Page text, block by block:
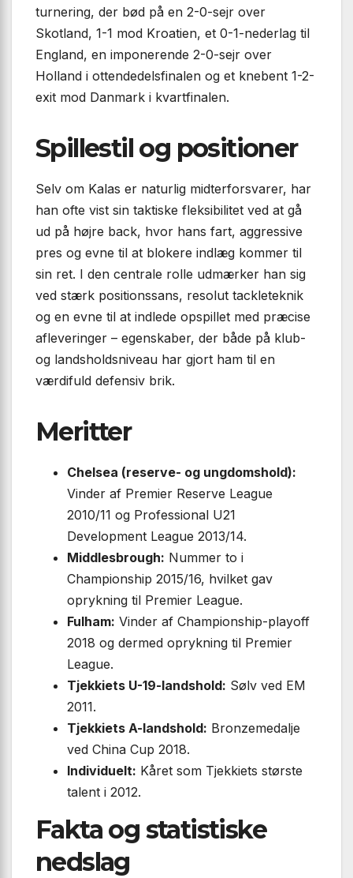
turnering, der bød på en 2-0-sejr over
Skotland, 1-1 mod Kroatien, et 0-1-nederlag til
England, en imponerende 2-0-sejr over
Holland i ottendedelsfinalen og et knebent 1-2-
exit mod Danmark i kvartfinalen.
Spillestil og positioner
Selv om Kalas er naturlig midterforsvarer, har
han ofte vist sin taktiske fleksibilitet ved at gå
ud på højre back, hvor hans fart, aggressive
pres og evne til at blokere indlæg kommer til
sin ret. I den centrale rolle udmærker han sig
ved stærk positionssans, resolut tackleteknik
og en evne til at indlede opspillet med præcise
afleveringer – egenskaber, der både på klub-
og landsholdsniveau har gjort ham til en
værdifuld defensiv brik.
Meritter
Chelsea (reserve- og ungdomshold):
Vinder af Premier Reserve League
2010/11 og Professional U21
Development League 2013/14.
Middlesbrough: Nummer to i
Championship 2015/16, hvilket gav
oprykning til Premier League.
Fulham: Vinder af Championship-playoff
2018 og dermed oprykning til Premier
League.
Tjekkiets U-19-landshold: Sølv ved EM
2011.
Tjekkiets A-landshold: Bronzemedalje
ved China Cup 2018.
Individuelt: Kåret som Tjekkiets største
talent i 2012.
Fakta og statistiske
nedslag